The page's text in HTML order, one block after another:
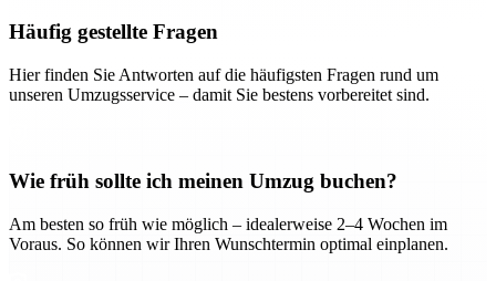
Häufig gestellte Fragen
Hier finden Sie Antworten auf die häufigsten Fragen rund um
unseren Umzugsservice – damit Sie bestens vorbereitet sind.
Wie früh sollte ich meinen Umzug buchen?
Am besten so früh wie möglich – idealerweise 2–4 Wochen im
Voraus. So können wir Ihren Wunschtermin optimal einplanen.